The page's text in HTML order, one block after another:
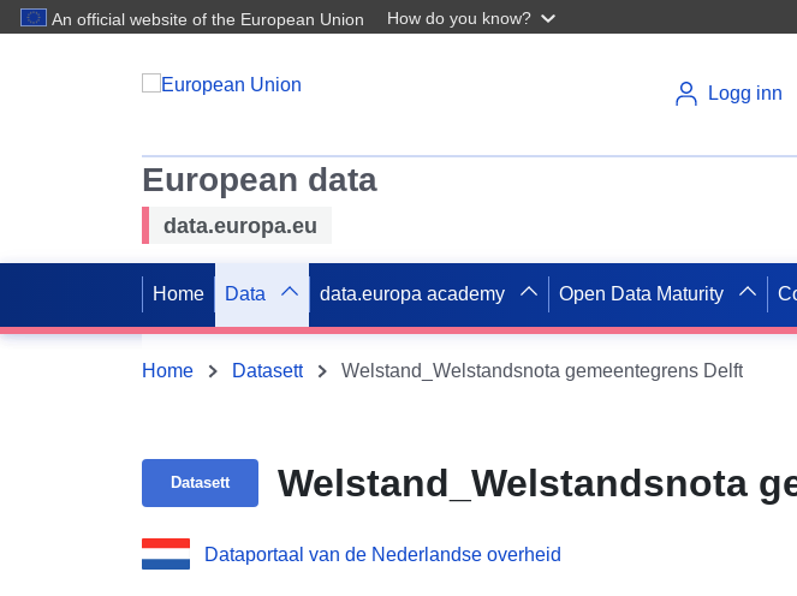
An official website of the European Union How do you know?
Logg inn
European data
data.europa.eu
Home Data data.europa academy Open Data Maturity
Home Datasett Welstand_Welstandsnota gemeentegrens Delft
Datasett Welstand_Welstandsnota
Dataportaal van de Nederlandse overheid